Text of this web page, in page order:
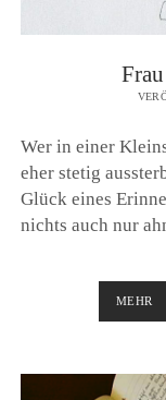
Wer in einer
eher stetig
Glück eines
nichts auch nur
MEHR